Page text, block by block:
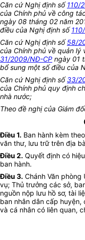
Căn cứ Nghị định số110/
của Chính phủ về công
ngày 08 tháng 02 năm
điều của Nghị định số
Căn cứ Nghị định số58/
của Chính phủ về quản lý
31/2009/NĐ-CP ngày 01
bổ sung một số điều của
Căn cứ Nghị định số33/
của Chính phủ quy định
nhà nước;
Theo đề nghị của Giám
Điều 1. Ban hành kèm
văn thư, lưu trữ trên địa
Điều 2. Quyết định có
ban hành.
Điều 3. Chánh Văn phòng
vụ; Thủ trưởng các sở,
nguồn nộp lưu hồ sơ, tài
ban nhân dân cấp
và cá nhân có liên quan,